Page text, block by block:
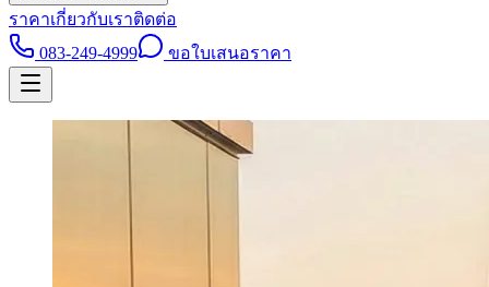
ราคาเกี่ยวกับเราติดต่อ
083-249-4999
ขอใบเสนอราคา